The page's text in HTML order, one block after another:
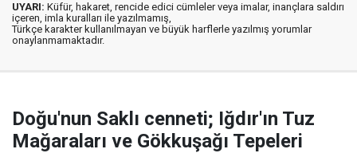
UYARI: Küfür, hakaret, rencide edici cümleler veya imalar, inançlara saldırı
içeren, imla kuralları ile yazılmamış,
Türkçe karakter kullanılmayan ve büyük harflerle yazılmış yorumlar
onaylanmamaktadır.
Doğu'nun Saklı cenneti; Iğdır'ın Tuz
Mağaraları ve Gökkuşağı Tepeleri